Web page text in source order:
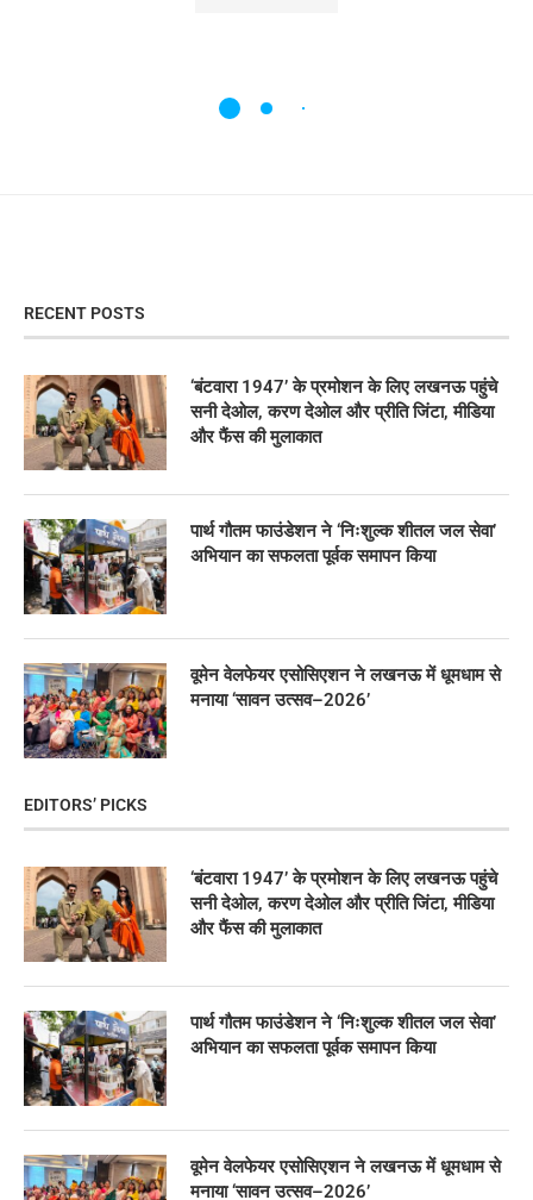
RECENT POSTS
‘बंटवारा 1947’ के प्रमोशन के लिए लखनऊ पहुंचे
सनी देओल, करण देओल और प्रीति जिंटा, मीडिया
और फैंस की मुलाकात
पार्थ गौतम फाउंडेशन ने ‘निःशुल्क शीतल जल सेवा’
अभियान का सफलता पूर्वक समापन किया
वूमेन वेलफेयर एसोसिएशन ने लखनऊ में धूमधाम से
मनाया ‘सावन उत्सव–2026’
EDITORS’ PICKS
‘बंटवारा 1947’ के प्रमोशन के लिए लखनऊ पहुंचे
सनी देओल, करण देओल और प्रीति जिंटा, मीडिया
और फैंस की मुलाकात
पार्थ गौतम फाउंडेशन ने ‘निःशुल्क शीतल जल सेवा’
अभियान का सफलता पूर्वक समापन किया
वूमेन वेलफेयर एसोसिएशन ने लखनऊ में धूमधाम से
मनाया ‘सावन उत्सव–2026’